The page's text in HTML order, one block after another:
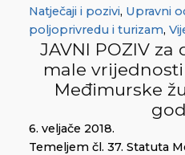
Natječaji i pozivi, Upravni
poljoprivredu i turizam,
JAVNI POZIV
male
Međimurske
6. veljače 2018.
Temeljem čl. 37. Statuta